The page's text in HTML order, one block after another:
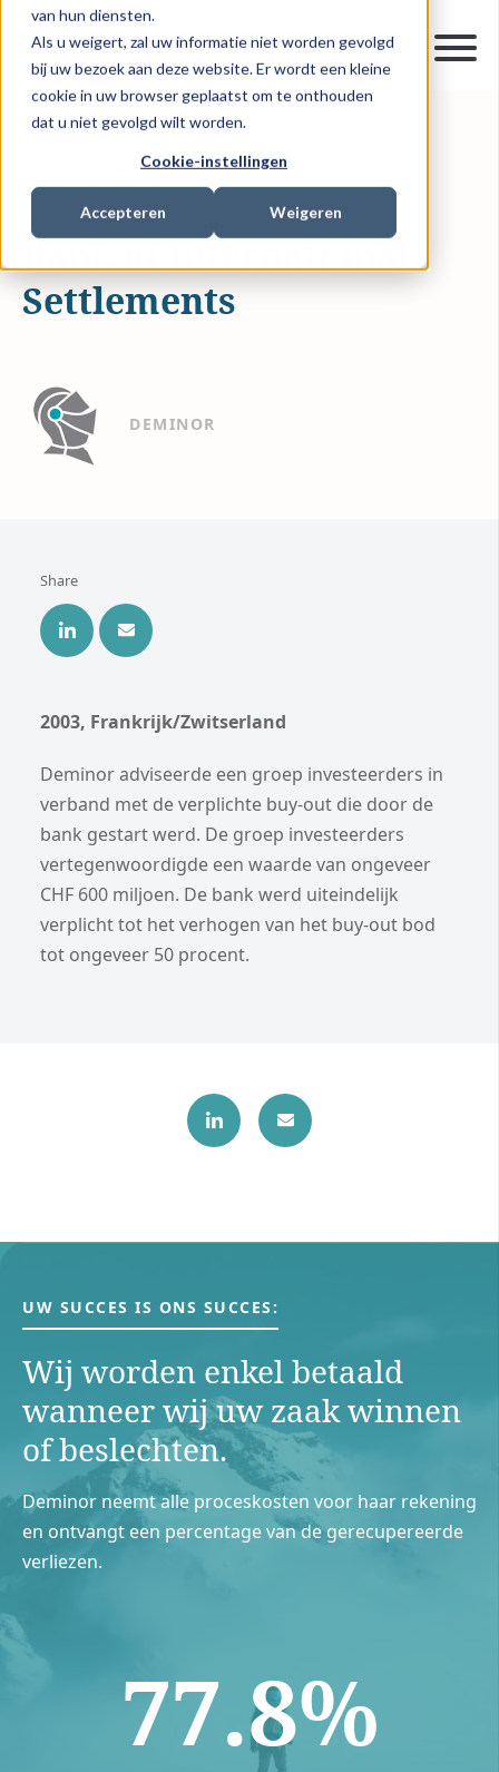
van hun diensten.
Als u weigert, zal uw informatie niet worden gevolgd
bij uw bezoek aan deze website. Er wordt een kleine
cookie in uw browser geplaatst om te onthouden
dat u niet gevolgd wilt worden.
Cookie-instellingen
Accepteren Weigeren
0 MIN READ
Bank of International
Settlements
DEMINOR
Share
2003, Frankrijk/Zwitserland
Deminor adviseerde een groep investeerders in
verband met de verplichte buy-out die door de
bank gestart werd. De groep investeerders
vertegenwoordigde een waarde van ongeveer
CHF 600 miljoen. De bank werd uiteindelijk
verplicht tot het verhogen van het buy-out bod
tot ongeveer 50 procent.
UW SUCCES IS ONS SUCCES:
Wij worden enkel betaald
wanneer wij uw zaak winnen
of beslechten.
Deminor neemt alle proceskosten voor haar rekening
en ontvangt een percentage van de gerecupereerde
verliezen.
77.8%